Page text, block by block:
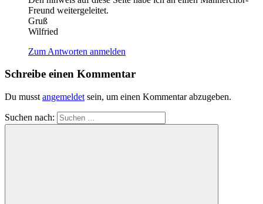
Freund weitergeleitet.
Gruß
Wilfried
Zum Antworten anmelden
Schreibe einen Kommentar
Du musst angemeldet sein, um einen Kommentar abzugeben.
Suchen nach: